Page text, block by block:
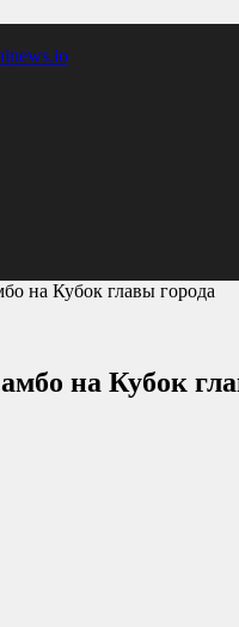
на Кубок главы города
на Кубок